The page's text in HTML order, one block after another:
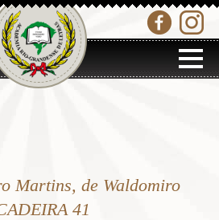
Martins, de Waldomiro
41